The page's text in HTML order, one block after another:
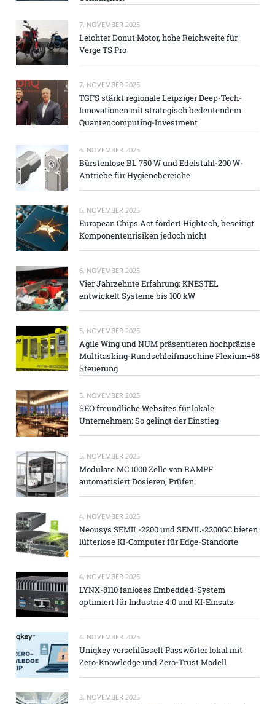
7. NOVEMBER 2025
Leichter Donut Motor, hohe Reichweite für
Verge TS Pro
7. NOVEMBER 2025
TGFS stärkt regionale Leipziger Deep-Tech-
Innovationen mit strategisch bedeutendem
Quantencomputing-Investment
6. NOVEMBER 2025
Bürstenlose BL 750 W und Edelstahl-200 W-
Antriebe für Hygienebereiche
6. NOVEMBER 2025
European Chips Act fördert Hightech, beseitigt
Komponentenrisiken jedoch nicht
6. NOVEMBER 2025
Vier Jahrzehnte Erfahrung: KNESTEL
entwickelt Systeme bis 100 kW
5. NOVEMBER 2025
Agile Wing und NUM präsentieren hochpräzise
Multitasking-Rundschleifmaschine Flexium+68
Steuerung
5. NOVEMBER 2025
SEO freundliche Websites für lokale
Unternehmen: So gelingt der Einstieg
5. NOVEMBER 2025
Modulare MC 1000 Zelle von RAMPF
automatisiert Dosieren, Prüfen
4. NOVEMBER 2025
Neousys SEMIL-2200 und SEMIL-2200GC bieten
lüfterlose KI-Computer für Edge-Standorte
4. NOVEMBER 2025
LYNX-8110 fanloses Embedded-System
optimiert für Industrie 4.0 und KI-Einsatz
4. NOVEMBER 2025
Uniqkey verschlüsselt Passwörter lokal mit
Zero-Knowledge und Zero-Trust Modell
3. NOVEMBER 2025